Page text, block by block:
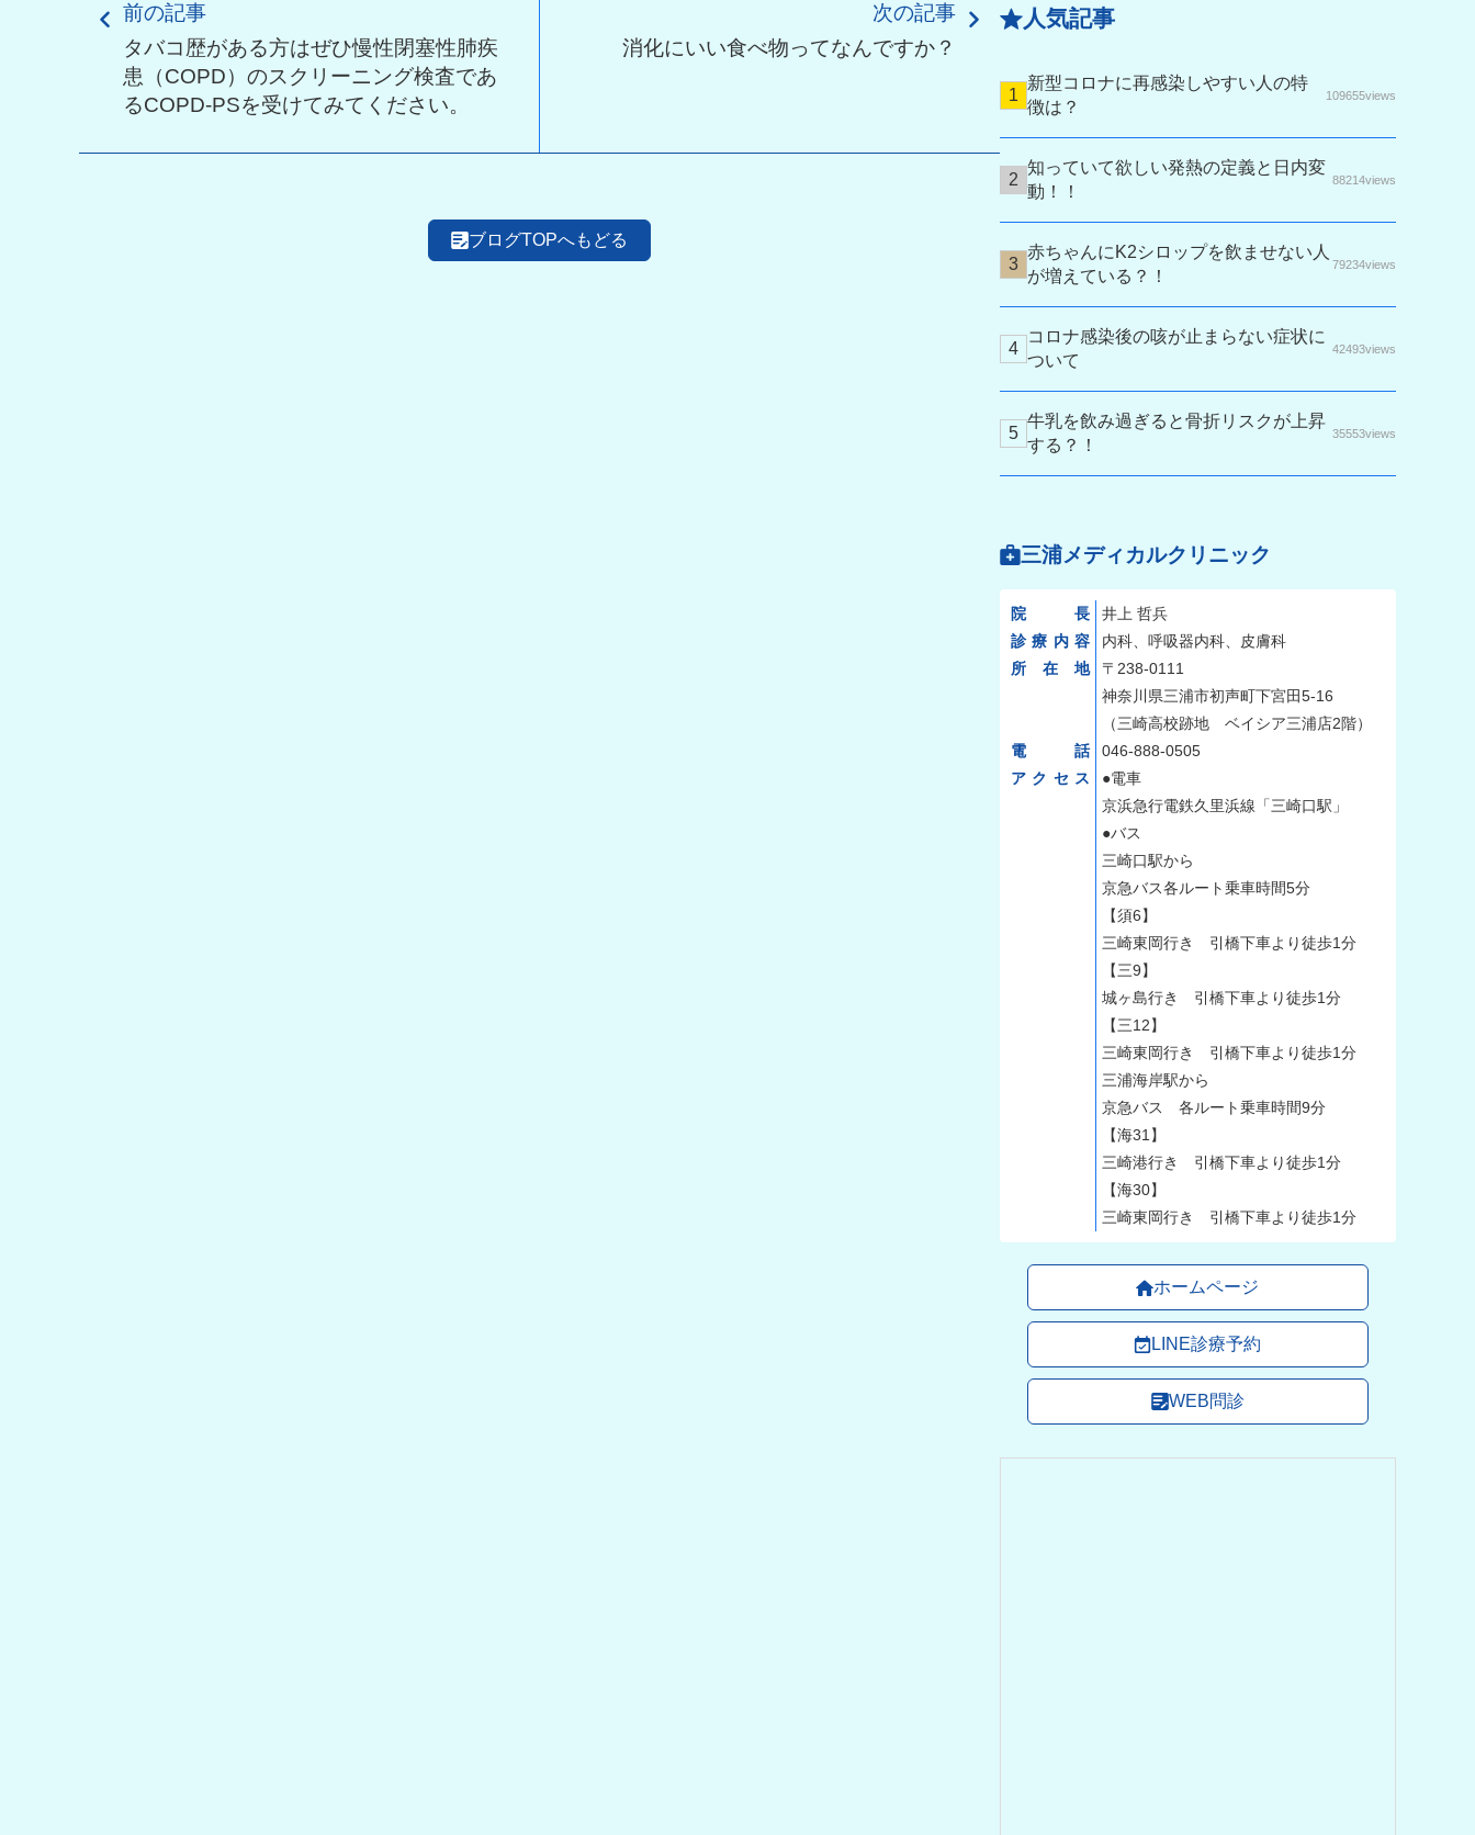
前の記事
タバコ歴がある方はぜひ慢性閉塞性肺疾
患（COPD）のスクリーニング検査であ
るCOPD-PSを受けてみてください。
次の記事
消化にいい食べ物ってなんですか？
ブログTOPへもどる
人気記事
新型コロナに再感染しやすい人の特
徴は？
109655views
知っていて欲しい発熱の定義と日内変
動！！
88214views
赤ちゃんにK2シロップを飲ませない人
が増えている？！
79234views
コロナ感染後の咳が止まらない症状に
ついて
42493views
牛乳を飲み過ぎると骨折リスクが上昇
する？！
35553views
三浦メディカルクリニック
院長
井上 哲兵
診療内容
内科、呼吸器内科、皮膚科
所在地
〒238-0111
神奈川県三浦市初声町下宮田5-16
（三崎高校跡地 ベイシア三浦店2階）
電話
046-888-0505
アクセス
●電車
京浜急行電鉄久里浜線「三崎口駅」
●バス
三崎口駅から
京急バス各ルート乗車時間5分
【須6】
三崎東岡行き 引橋下車より徒歩1分
【三9】
城ヶ島行き 引橋下車より徒歩1分
【三12】
三崎東岡行き 引橋下車より徒歩1分
三浦海岸駅から
京急バス 各ルート乗車時間9分
【海31】
三崎港行き 引橋下車より徒歩1分
【海30】
三崎東岡行き 引橋下車より徒歩1分
ホームページ
LINE診療予約
WEB問診